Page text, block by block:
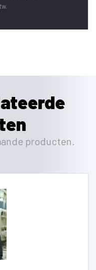
producten.